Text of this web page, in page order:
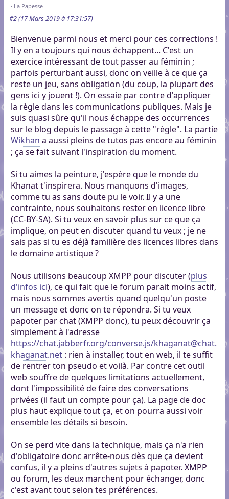
La Papesse
#2(17 Mars 2019 à 17:31:57)
Bienvenue parmi nous et merci pour ces corrections !
Il y en a toujours qui nous échappent... C'est un
exercice intéressant de tout passer au féminin ;
parfois perturbant aussi, donc on veille à ce que ça
reste un jeu, sans obligation (du coup, la plupart des
gens ici y jouent !). On essaie par contre d'appliquer
la règle dans les communications publiques. Mais je
suis quasi sûre qu'il nous échappe des occurrences
sur le blog depuis le passage à cette "règle". La partie
Wikhan a aussi pleins de tutos pas encore au féminin
; ça se fait suivant l'inspiration du moment.
Si tu aimes la peinture, j'espère que le monde du
Khanat t'inspirera. Nous manquons d'images,
comme tu as sans doute pu le voir. Il y a une
contrainte, nous souhaitons rester en licence libre
(CC-BY-SA). Si tu veux en savoir plus sur ce que ça
implique, on peut en discuter quand tu veux ; je ne
sais pas si tu es déjà familière des licences libres dans
le domaine artistique ?
Nous utilisons beaucoup XMPP pour discuter (plus
d'infos ici), ce qui fait que le forum parait moins actif,
mais nous sommes avertis quand quelqu'un poste
un message et donc on te répondra. Si tu veux
papoter par chat (XMPP donc), tu peux découvrir ça
simplement à l'adresse
https://chat.jabberfr.org/converse.js/khaganat@chat.
khaganat.net: rien à installer, tout en web, il te suffit
de rentrer ton pseudo et voilà. Par contre cet outil
web souffre de quelques limitations actuellement,
dont l'impossibilité de faire des conversations
privées (il faut un compte pour ça). La page de doc
plus haut explique tout ça, et on pourra aussi voir
ensemble les détails si besoin.
On se perd vite dans la technique, mais ça n'a rien
d'obligatoire donc arrête-nous dès que ça devient
confus, il y a pleins d'autres sujets à papoter. XMPP
ou forum, les deux marchent pour échanger, donc
c'est avant tout selon tes préférences.